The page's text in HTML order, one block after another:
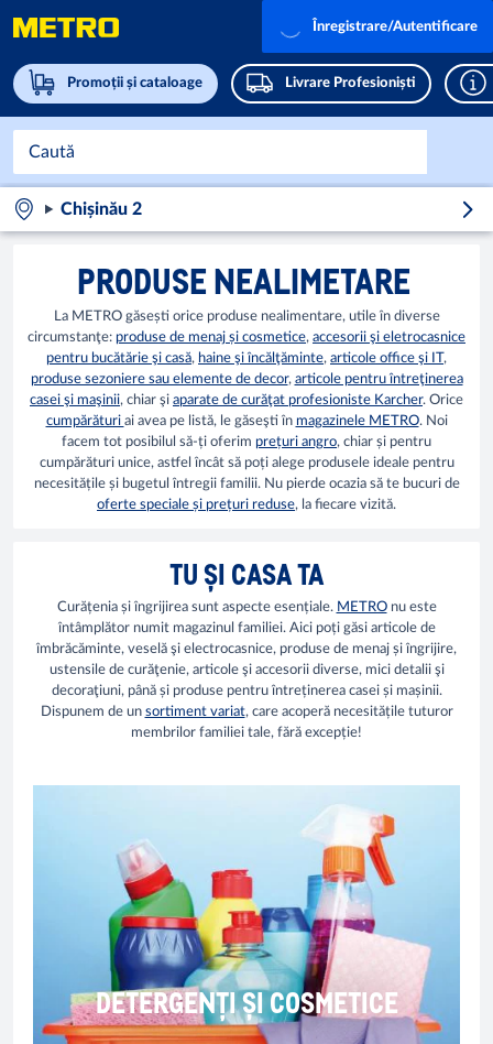
Promoții și cataloage Livrare Profesioniști
Înregistrare/Autentificare
Chișinău 2
PRODUSE NEALIMETARE
La METRO găsești orice produse nealimentare, utile în diverse
circumstanţe: produse de menaj și cosmetice, accesorii şi eletrocasnice
pentru bucătărie şi casă, haine şi încălţăminte, articole office şi IT,
produse sezoniere sau elemente de decor, articole pentru întreţinerea
casei şi maşinii, chiar şi aparate de curăţat profesioniste Karcher. Orice
cumpărături ai avea pe listă, le găseşti în magazinele METRO. Noi
facem tot posibilul să-ți oferim prețuri angro, chiar și pentru
cumpărături unice, astfel încât să poți alege produsele ideale pentru
necesitățile și bugetul întregii familii. Nu pierde ocazia să te bucuri de
oferte speciale și prețuri reduse, la fiecare vizită.
TU ȘI CASA TA
Curățenia și îngrijirea sunt aspecte esențiale. METROnu este
întâmplător numit magazinul familiei. Aici poți găsi articole de
îmbrăcăminte, veselă şi electrocasnice, produse de menaj și îngrijire,
ustensile de curăţenie, articole şi accesorii diverse, mici detalii şi
decoraţiuni, până și produse pentru întreținerea casei și mașinii.
Dispunem de un sortiment variat, care acoperă necesitățile tuturor
membrilor familiei tale, fără excepție!
DETERGENȚI ȘI COSMETICE